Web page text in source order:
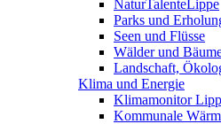
NaturTalenteLippe
Parks und
Seen und Flüsse
Wälder und
Landschaft,
Klima und Energie
Klimamonitor
Kommunale